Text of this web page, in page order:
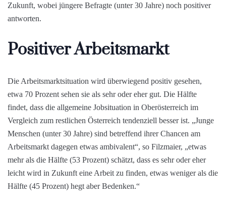
Zukunft, wobei jüngere Befragte (unter 30 Jahre) noch positiver
antworten.
Positiver Arbeitsmarkt
Die Arbeitsmarktsituation wird überwiegend positiv gesehen,
etwa 70 Prozent sehen sie als sehr oder eher gut. Die Hälfte
findet, dass die allgemeine Jobsituation in Oberösterreich im
Vergleich zum restlichen Österreich tendenziell besser ist. „Junge
Menschen (unter 30 Jahre) sind betreffend ihrer Chancen am
Arbeitsmarkt dagegen etwas ambivalent“, so Filzmaier, „etwas
mehr als die Hälfte (53 Prozent) schätzt, dass es sehr oder eher
leicht wird in Zukunft eine Arbeit zu finden, etwas weniger als die
Hälfte (45 Prozent) hegt aber Bedenken.“